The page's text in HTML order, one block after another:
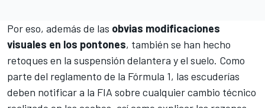
Por eso, además de las obvias modificaciones
visuales en los pontones, también se han hecho
retoques en la suspensión delantera y el suelo. Como
parte del reglamento de la Fórmula 1, las escuderías
deben notificar a la FIA sobre cualquier cambio técnico